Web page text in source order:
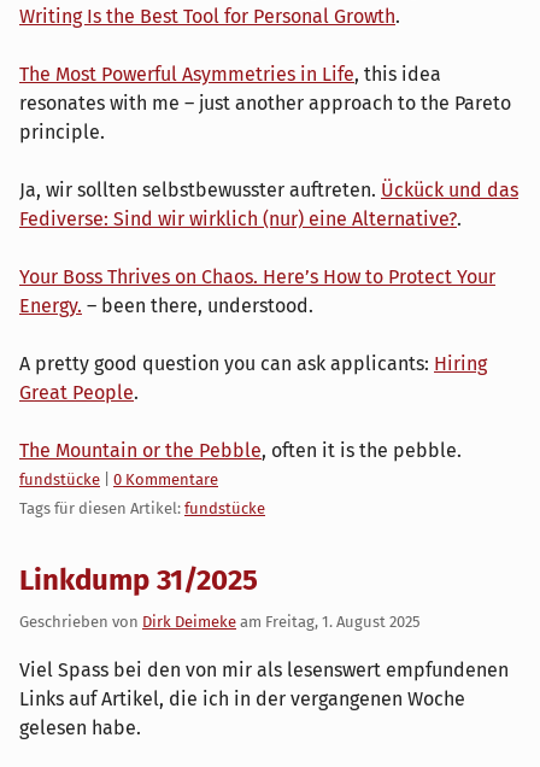
Writing Is the Best Tool for Personal Growth.
The Most Powerful Asymmetries in Life, this idea
resonates with me – just another approach to the Pareto
principle.
Ja, wir sollten selbstbewusster auftreten. Ückück und das
Fediverse: Sind wir wirklich (nur) eine Alternative?.
Your Boss Thrives on Chaos. Here’s How to Protect Your
Energy. – been there, understood.
A pretty good question you can ask applicants: Hiring
Great People.
The Mountain or the Pebble, often it is the pebble.
Kategorien:
fundstücke
0 Kommentare
Tags für diesen Artikel: fundstücke
Linkdump 31/2025
Geschrieben von Dirk Deimeke am Freitag, 1. August 2025
Viel Spass bei den von mir als lesenswert empfundenen
Links auf Artikel, die ich in der vergangenen Woche
gelesen habe.